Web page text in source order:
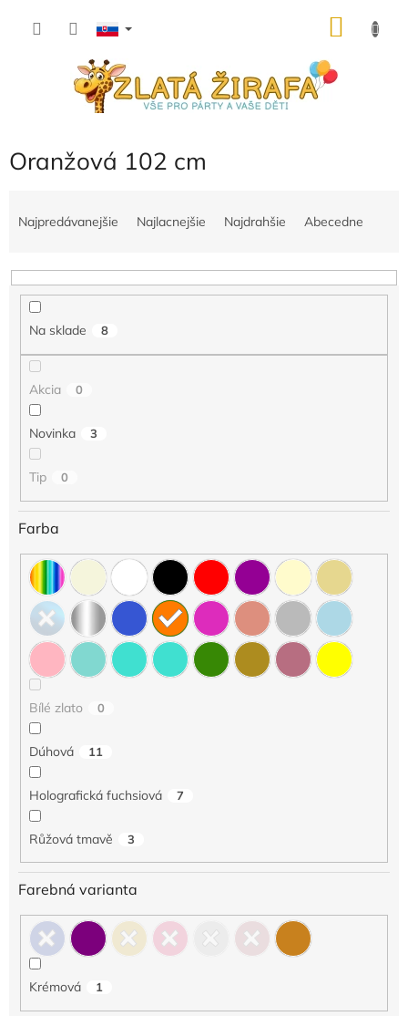
Oranžová 102 cm
n
Najpredávanejšie Najlacnejšie Najdrahšie Abecedne
Na sklade 8
Akcia 0
Novinka 3
Tip 0
Farba
Bílé zlato 0
Dúhová 11
Holografická fuchsiová 7
Růžová tmavě 3
Farebná varianta
Krémová 1